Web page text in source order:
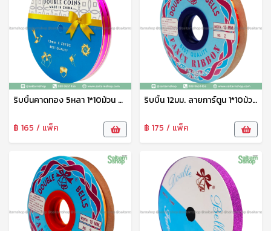
ริบบิ้นคาดทอง 5หลา 1*10ม้วน ระฆัง
฿ 165 / แพ็ค
ริบบิ้น 12มม. ลายการ์ตูน 1*10ม้วน ระฆังทอง
฿ 175 / แพ็ค